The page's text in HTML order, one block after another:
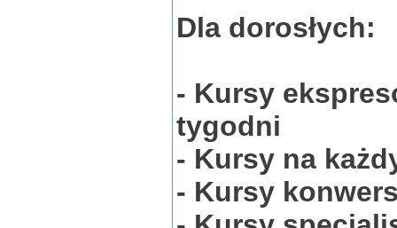
Dla dorosłych:
- Kursy
tygodni
- Kursy na
- Kursy